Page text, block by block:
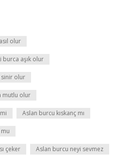
olur
burca aşık olur
sinir olur
mutlu olur
Aslan burcu kıskanç mı
çeker Aslan burcu neyi sevmez